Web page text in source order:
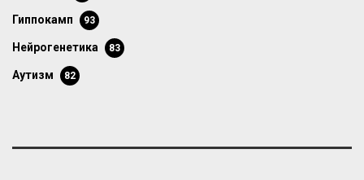
гиппокамп 93
нейрогенетика 83
аутизм 82